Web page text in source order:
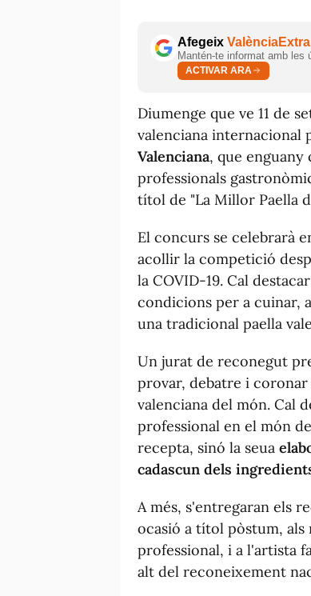
Afegeix
Mantén-te informat amb les
ACTIVAR ARA
Diumenge que ve 11 de
valenciana internacional
Valenciana, que enguany
professionals
títol de "La Millor Paella
El concurs se celebrarà
acollir la competició
la COVID-19. Cal
condicions per a cuinar,
una tradicional paella
Un jurat de reconegut
provar, debatre i coronar
valenciana del món. Cal
professional en el món
recepta, sinó la seua
cadascun dels
A més, s'entregaran els
ocasió a títol pòstum, als
professional, i a l'artista
alt del reconeixement